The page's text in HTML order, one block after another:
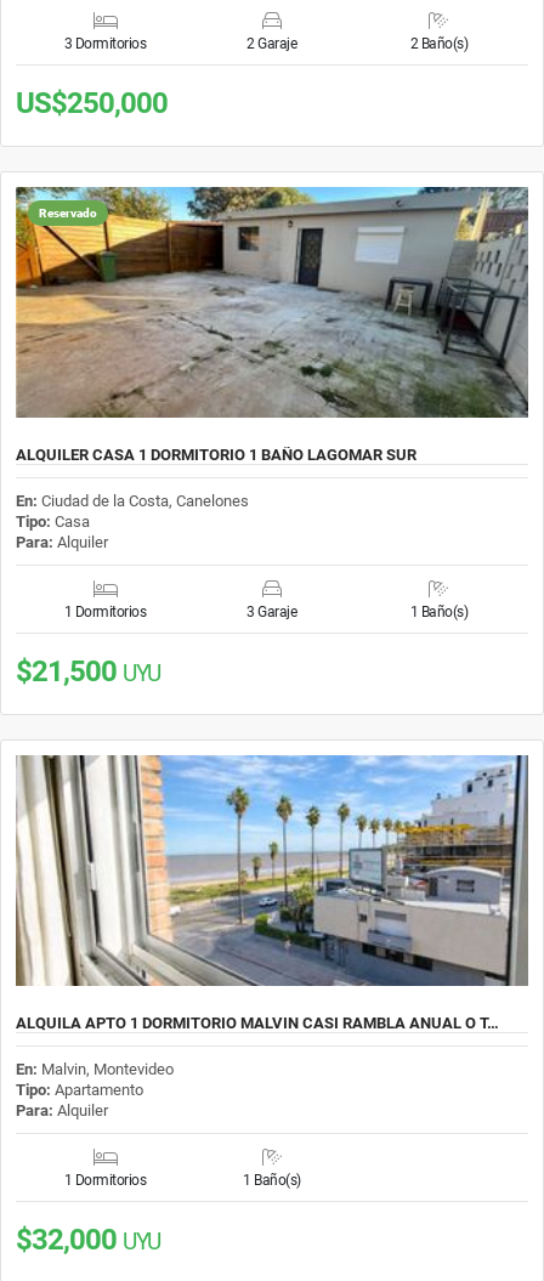
3 Dormitorios 2 Garaje 2 Baño(s)
US$250,000
Reservado
ALQUILER CASA 1 DORMITORIO 1 BAÑO LAGOMAR SUR
En: Ciudad de la Costa, Canelones
Tipo: Casa
Para: Alquiler
1 Dormitorios 3 Garaje 1 Baño(s)
$21,500 UYU
ALQUILA APTO 1 DORMITORIO MALVIN CASI RAMBLA ANUAL O T…
En: Malvin, Montevideo
Tipo: Apartamento
Para: Alquiler
1 Dormitorios 1 Baño(s)
$32,000 UYU